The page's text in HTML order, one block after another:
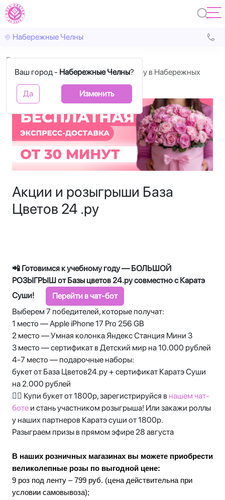
Набережные Челны
Ваш город - Набережные Челны?
Да Изменить
Главная
Акции компании База Цветов 24 .ру в Набережных
Челнах
Акции и розыгрыши База
Цветов 24 .ру
📲 Готовимся к учебному году — БОЛЬШОЙ
РОЗЫГРЫШ от Базы цветов 24.ру совместно с Каратэ
Суши!
Перейти в чат-бот
Выберем 7 победителей, которые получат:
1 место — Apple iPhone 17 Pro 256 GB
2 место — Умная колонка Яндекс Станция Мини 3
3 место — сертификат в Детский мир на 10.000 рублей
4-7 место — подарочные наборы:
букет от База Цветов24.ру + сертификат Каратэ Суши
на 2.000 рублей
☝🏻 Купи букет от 1800р, зарегистрируйся в нашем чат-
боте и стань участником розыгрыша! Или закажи роллы
у наших партнеров Каратэ суши от 1800р.
Разыграем призы в прямом эфире 28 августа
В наших розничных магазинах вы можете приобрести
великолепные розы по выгодной цене:
9 роз под ленту – 799 руб. (цена действительна при
условии самовывоза);